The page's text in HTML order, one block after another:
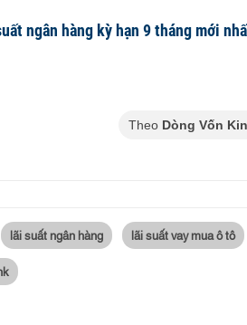
ngân hàng kỳ hạn 9 tháng mới
Theo Dòng Vốn
lãi suất ngân hàng lãi suất vay mua ô tô